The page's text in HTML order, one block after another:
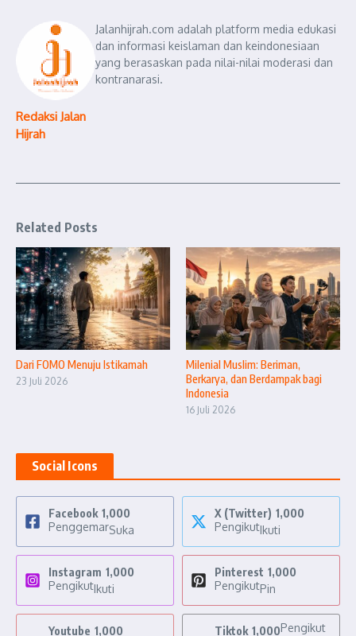
Redaksi Jalan
Hijrah
Jalanhijrah.com adalah platform media edukasi
dan informasi keislaman dan keindonesiaan
yang berasaskan pada nilai-nilai moderasi dan
kontranarasi.
Related Posts
Dari FOMO Menuju Istikamah
23 Juli 2026
Milenial Muslim: Beriman,
Berkarya, dan Berdampak bagi
Indonesia
16 Juli 2026
Social Icons
Facebook 1,000
PenggemarSuka
X (Twitter) 1,000
PengikutIkuti
Instagram 1,000
PengikutIkuti
Pinterest 1,000
PengikutPin
Youtube 1,000
Tiktok 1,000Pengikut